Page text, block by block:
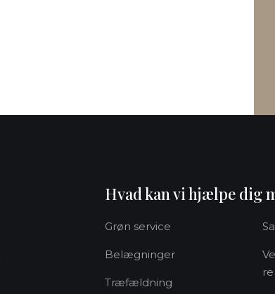
Hvad kan vi hjælpe dig
Grøn service
Belægninger​
Træfældning